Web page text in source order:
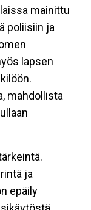
mainittu
poliisiin ja
lapsen
mahdollista
ja
epäily